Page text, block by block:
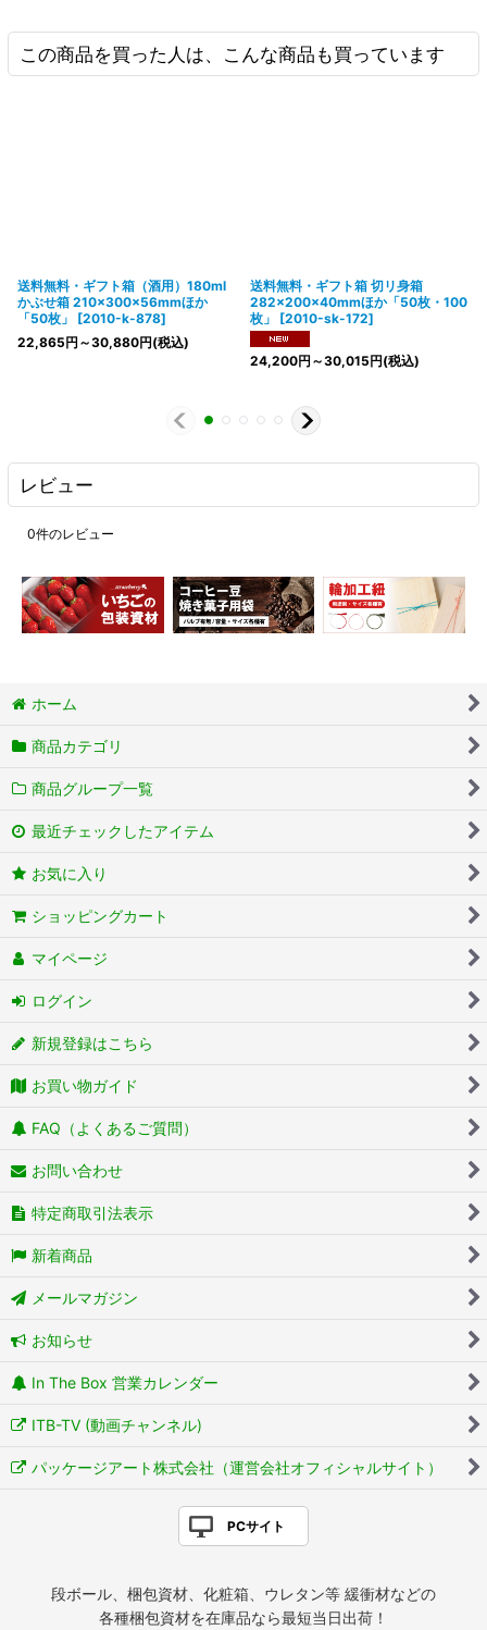
この商品を買った人は、こんな商品も買っています
送料無料・ギフト箱（酒用）180ml
かぶせ箱 210×300×56mmほか
「50枚」
[2010-k-878]
22,865円 ～30,880円(税込)
送料無料・ギフト箱 切リ身箱
282×200×40mmほか「50枚・100
枚」
[2010-sk-172]
24,200円 ～30,015円(税込)
レビュー
0件のレビュー
ホーム
商品カテゴリ
商品グループ一覧
最近チェックしたアイテム
お気に入り
ショッピングカート
マイページ
ログイン
新規登録はこちら
お買い物ガイド
FAQ（よくあるご質問）
お問い合わせ
特定商取引法表示
新着商品
メールマガジン
お知らせ
In The Box 営業カレンダー
ITB-TV (動画チャンネル)
パッケージアート株式会社（運営会社オフィシャルサイト）
PCサイト
段ボール、梱包資材、化粧箱、ウレタン等 緩衝材などの
各種梱包資材を在庫品なら最短当日出荷！